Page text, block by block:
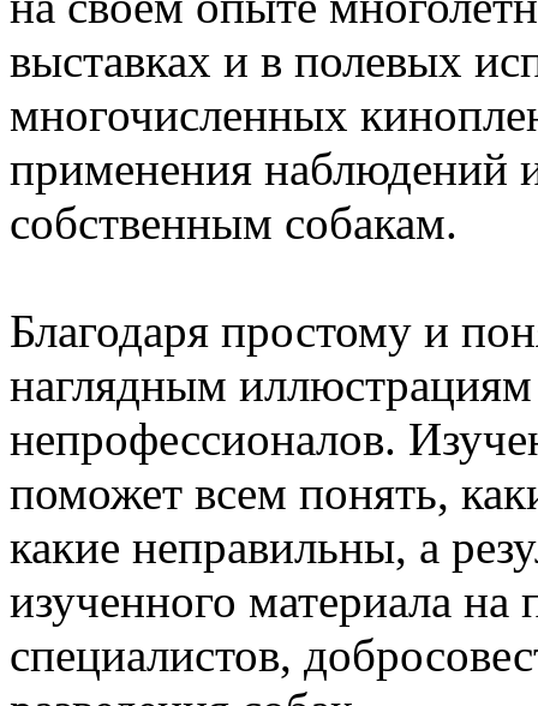
выставках и в полевых
многочисленных
применения наблюдений
собственным собакам.
Благодаря простому и
наглядным иллюстрациям
непрофессионалов.
поможет всем понять,
какие неправильны, а
изученного материала на
специалистов,